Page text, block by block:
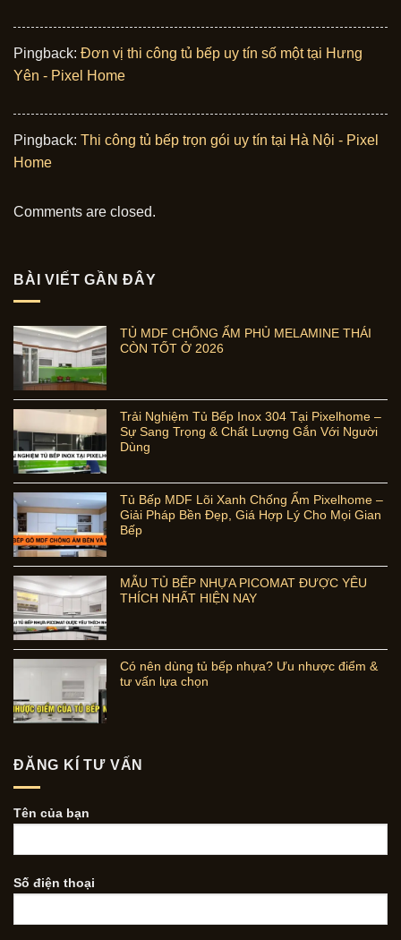
BÀI VIẾT GẦN ĐÂY
TỦ MDF CHỐNG ẨM PHỦ MELAMINE THÁI
CÒN TỐT Ở 2026
Trải Nghiệm Tủ Bếp Inox 304 Tại Pixelhome –
Sự Sang Trọng & Chất Lượng Gắn Với Người
Dùng
Tủ Bếp MDF Lõi Xanh Chống Ẩm Pixelhome –
Giải Pháp Bền Đẹp, Giá Hợp Lý Cho Mọi Gian
Bếp
MẪU TỦ BẾP NHỰA PICOMAT ĐƯỢC YÊU
THÍCH NHẤT HIỆN NAY
Có nên dùng tủ bếp nhựa? Ưu nhược điểm &
tư vấn lựa chọn
ĐĂNG KÍ TƯ VẤN
Tên của bạn
Số điện thoại
Pingback: Đơn vị thi công tủ bếp uy tín số một tại Hưng
Yên - Pixel Home
Pingback: Thi công tủ bếp trọn gói uy tín tại Hà Nội - Pixel
Home
Comments are closed.